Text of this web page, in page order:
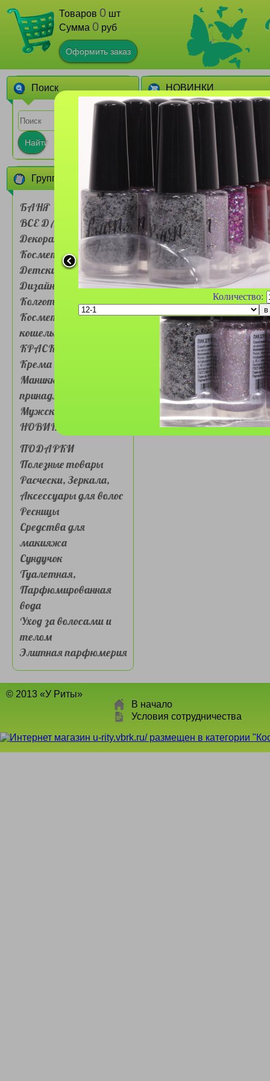
Количество:
Товаров 0 шт
Сумма 0 руб
Оформить заказ
Поиск
Найти
Группы товаров
БАНЯ
ВСЕ ДЛЯ ДОМА
Декоративная
Косметика
Детские товары
Дизайн для ногтей
Колготки, носочки
Косметички, сумочки,
кошельки
КРАСКА ДЛЯ ВОЛОС
Крема для лица и глаз
Маникюрные
принадлежности
Мужская косметика
НОВИНКИ
ПОДАРКИ
Полезные товары
Расчески, Зеркала,
Аксессуары для волос
Ресницы
Средства для
макияжа
Сундучок
Туалетная,
Парфюмированная
вода
Уход за волосами и
телом
Элитная парфюмерия
НОВИНКИ
Сумочка для ланч-бокса
Farres №BDH 001 двух
слойная Мультяшные
животные
1
© 2013 «У Риты»
В начало
Условия сотрудничества